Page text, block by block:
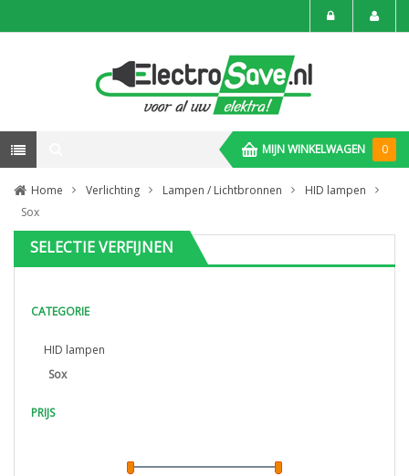
MIJN WINKELWAGEN 0
Home Verlichting Lampen / Lichtbronnen
HID lampen
Sox
SELECTIE VERFIJNEN
CATEGORIE
HID lampen
Sox
PRIJS